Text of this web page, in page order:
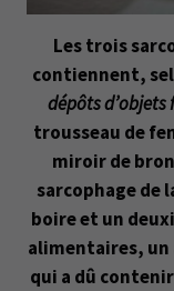
Les trois
contiennent,
dépôts
trousseau de
miroir de
sarcophage de
boire et un
alimentaires, un
qui a dû